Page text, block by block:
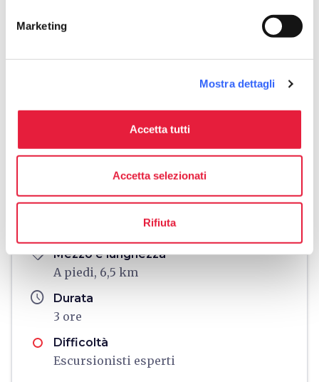
Marketing
Mostra dettagli
Accetta tutti
Accetta selezionati
Rifiuta
directions Mezzo e lunghezza
A piedi, 6,5 km
schedule Durata
3 ore
Difficoltà
Escursionisti esperti